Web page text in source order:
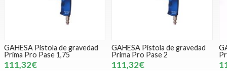
GAHESA Pistola de gravedad
Prima Pro Pase 2
111,32€
GAHESA Pistola de gravedad
Prima Pro Pase 3
111,32€